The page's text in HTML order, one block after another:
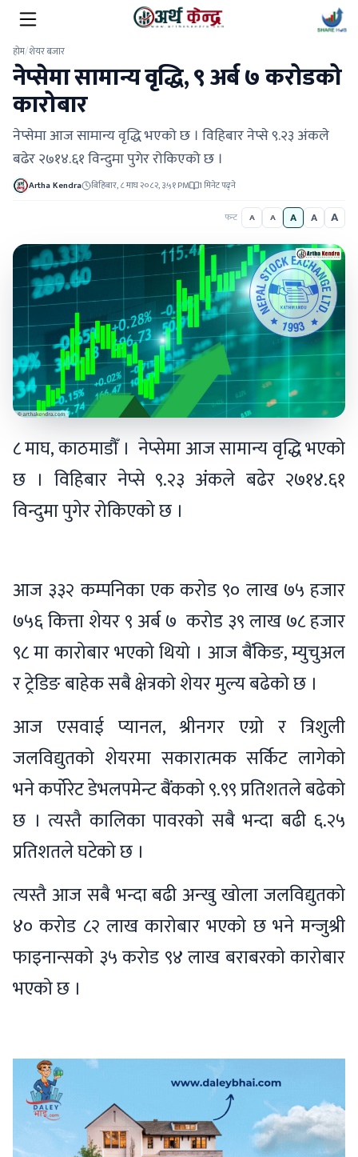
होम/शेयर बजार
नेप्सेमा सामान्य वृद्धि, ९ अर्ब ७ करोडको
कारोबार
नेप्सेमा आज सामान्य वृद्धि भएको छ । विहिबार नेप्से ९.२३ अंकले
बढेर २७१४.६१ विन्दुमा पुगेर रोकिएको छ ।
Artha Kendra बिहिबार, ८ माघ २०८२, ३:५१ PM 1 मिनेट पढ्ने
फन्ट A A A A A
८ माघ, काठमाडौँ । नेप्सेमा आज सामान्य वृद्धि भएको
छ । विहिबार नेप्से ९.२३ अंकले बढेर २७१४.६१
विन्दुमा पुगेर रोकिएको छ ।
आज ३३२ कम्पनिका एक करोड ९० लाख ७५ हजार
७५६ कित्ता शेयर ९ अर्ब ७ करोड ३९ लाख ७८ हजार
९८ मा कारोबार भएको थियो । आज बैंकिङ, म्युचुअल
र ट्रेडिङ बाहेक सबै क्षेत्रको शेयर मुल्य बढेको छ ।
आज एसवाई प्यानल, श्रीनगर एग्रो र त्रिशुली
जलविद्युतको शेयरमा सकारात्मक सर्किट लागेको
भने कर्पोरेट डेभलपमेन्ट बैंकको ९.९९ प्रतिशतले बढेको
छ । त्यस्तै कालिका पावरको सबै भन्दा बढी ६.२५
प्रतिशतले घटेको छ ।
त्यस्तै आज सबै भन्दा बढी अन्खु खोला जलविद्युतको
४० करोड ८२ लाख कारोबार भएको छ भने मन्जुश्री
फाइनान्सको ३५ करोड ९४ लाख बराबरको कारोबार
भएको छ ।